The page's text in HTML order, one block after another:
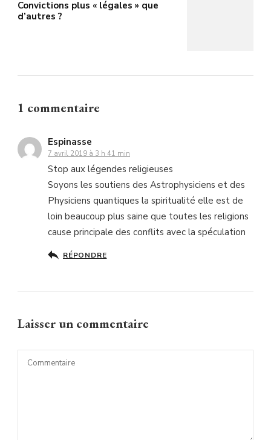
Convictions plus « légales » que
d’autres ?
1 commentaire
Espinasse
7 avril 2019 à 3 h 41 min
Stop aux légendes religieuses
Soyons les soutiens des Astrophysiciens et des
Physiciens quantiques la spiritualité elle est de
loin beaucoup plus saine que toutes les religions
cause principale des conflits avec la spéculation
RÉPONDRE
Laisser un commentaire